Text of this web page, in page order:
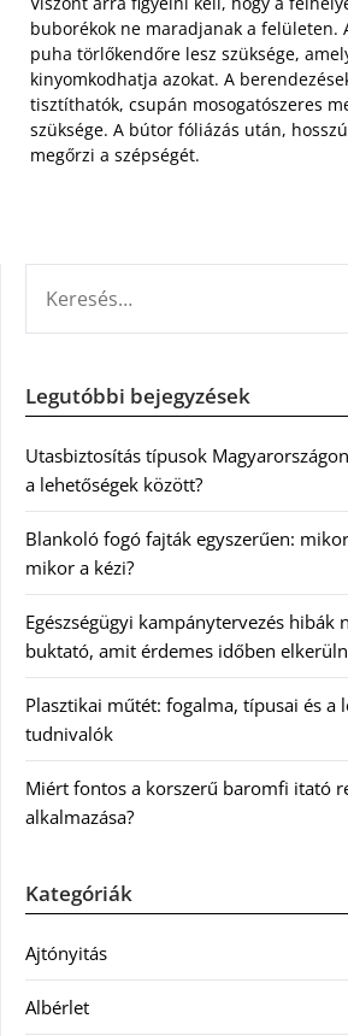
buborékok ne maradjanak a felületen.
puha törlőkendőre lesz szüksége,
kinyomkodhatja azokat. A
tisztíthatók, csupán mosogatószeres
szüksége. A bútor fóliázás után,
megőrzi a szépségét.
Legutóbbi bejegyzések
Utasbiztosítás típusok
a lehetőségek között?
Blankoló fogó fajták egyszerűen:
mikor a kézi?
Egészségügyi kampánytervezés hibák
buktató, amit érdemes időben
Plasztikai műtét: fogalma, típusai és a
tudnivalók
Miért fontos a korszerű baromfi itató
alkalmazása?
Kategóriák
Ajtónyitás
Albérlet